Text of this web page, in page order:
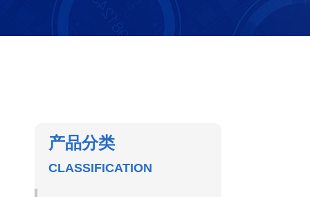
产品分类
CLASSIFICATION